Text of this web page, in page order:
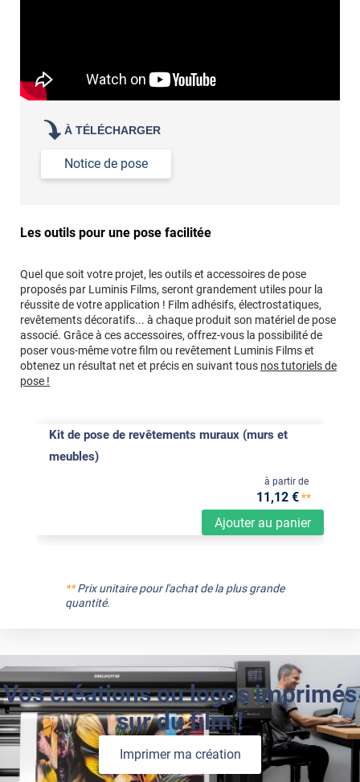
À TÉLÉCHARGER
Notice de pose
Les outils pour une pose facilitée
Quel que soit votre projet, les outils et accessoires de pose
proposés par Luminis Films, seront grandement utiles pour la
réussite de votre application ! Film adhésifs, électrostatiques,
revêtements décoratifs... à chaque produit son matériel de pose
associé. Grâce à ces accessoires, offrez-vous la possibilité de
poser vous-même votre film ou revêtement Luminis Films et
obtenez un résultat net et précis en suivant tous nos tutoriels de
pose !
Kit de pose de revêtements muraux (murs et
meubles)
Ajouter au panier
à partir de
11,12 €**
**Prix unitaire pour l'achat de la plus grande
quantité.
Vos créations ou logos imprimés
sur du film !
Imprimer ma création